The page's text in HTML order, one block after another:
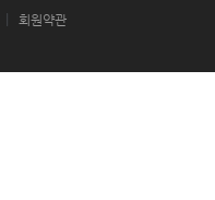
회원약관